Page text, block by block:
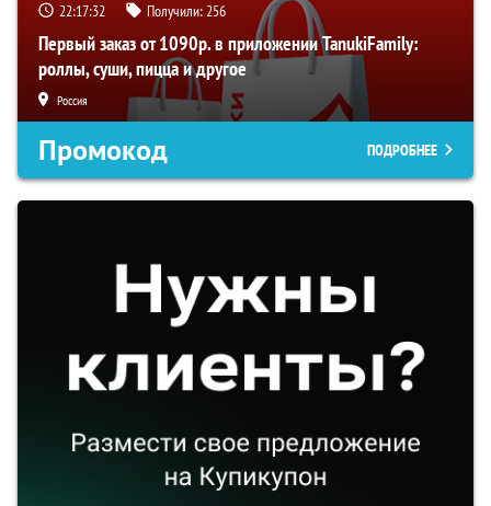
22:17:31 Получили:256
Первый заказ от 1090р. в приложении TanukiFamily:
роллы, суши, пицца и другое
Россия
Промокод ПОДРОБНЕЕ